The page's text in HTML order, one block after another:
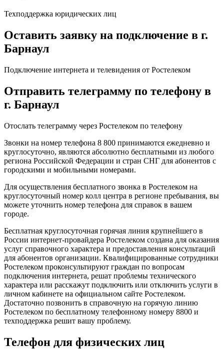
Техподдержка юридических лиц
Оставить заявку на подключение в г.
Барнаул
Подключение интернета и телевидения от Ростелеком
Отправить телеграмму по телефону в
г. Барнаул
Отослать телеграмму через Ростелеком по телефону
Звонки на номер телефона 8 800 принимаются ежедневно и
круглосуточно, являются абсолютно бесплатными из любого
региона Российской Федерации и стран СНГ для абонентов с
городскими и мобильными номерами.
Для осуществления бесплатного звонка в Ростелеком на
круглосуточный номер колл центра в регионе пребывания, вы
можете уточнить номер телефона для справок в вашем
городе.
Бесплатная круглосуточная горячая линия крупнейшего в
России интернет-провайдера Ростелеком создана для оказания
услуг справочного характера и предоставления консультаций
для абонентов организации. Квалифицированные сотрудники
Ростелеком проконсультируют граждан по вопросам
подключения интернета, решат проблемы технического
характера или расскажут подключить или отключить услуги в
личном кабинете на официальном сайте Ростелеком.
Достаточно позвонить в справочную на горячую линию
Ростелеком по бесплатному телефонному номеру 8800 и
техподдержка решит вашу проблему.
Телефон для физических лиц